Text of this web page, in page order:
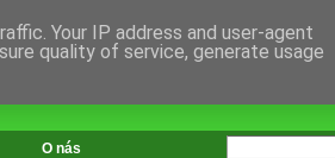
O nás
Your IP address and user-agent
quality of service, generate usage